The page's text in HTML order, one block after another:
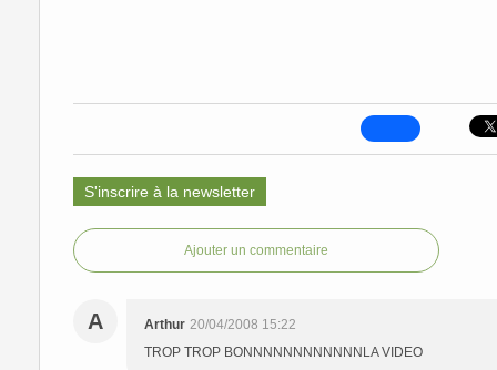
S'inscrire à la newsletter
Ajouter un commentaire
A Arthur 20/04/2008 15:22
TROP TROP BONNNNNNNNNNNNLA VIDEO